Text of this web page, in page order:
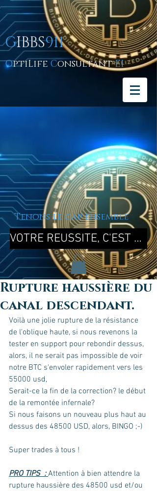
GIBBS911
OptiLife ConsultantEI
Tenons le cap ensemble
VOTRE REUSSITE, C'EST MA REUSSITE !
Rupture haussière du
canal descendant.
Voilà une jolie rupture de la résistance
de l'oblique haute, si nous revenons la
tester en support pour rebondir dessus,
alors, il ne serait pas impossible de voir
notre BTC s'envoler rapidement vers les
55000 usd,
Serait-ce la fin de la correction? le début
de la remontée infernale?
Si nous faisons un nouveau plus haut au
dessus des 48500 USD, alors, BINGO ;-)
Super trades à tous !
PRO TIPS  : Attention à bien attendre la
rupture haussière des 48500 usd et/ou